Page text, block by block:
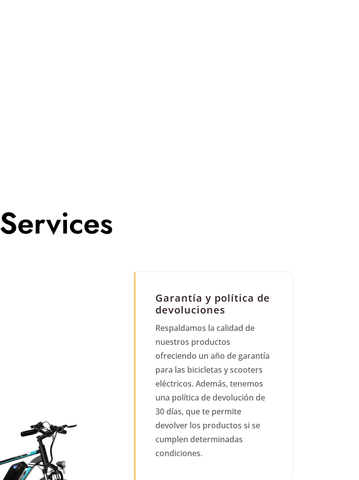
Services
Garantía y política de
devoluciones
Respaldamos la calidad de
nuestros productos
ofreciendo un año de garantía
para las bicicletas y scooters
eléctricos. Además, tenemos
una política de devolución de
30 días, que te permite
devolver los productos si se
cumplen determinadas
condiciones.